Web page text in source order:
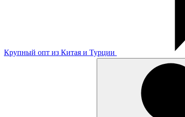
Крупный опт из Китая и Турции